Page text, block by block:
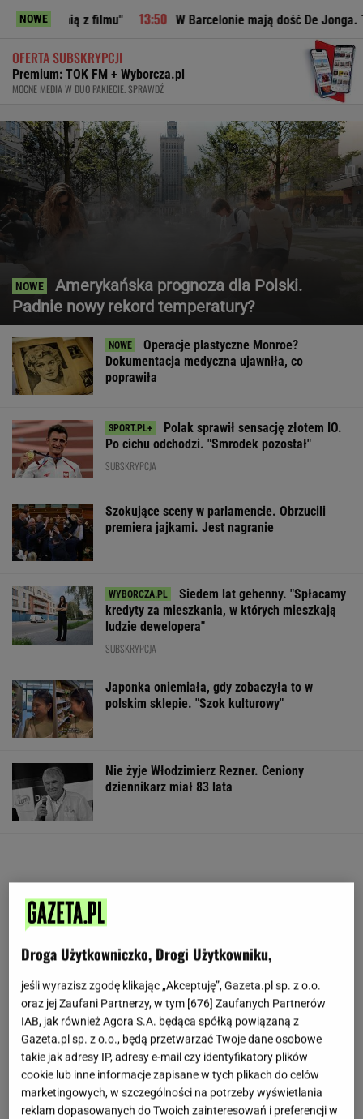
NOWE
z filmu" W Barcelonie mają dość De Jonga. Ta sytuacja
OFERTA SUBSKRYPCJI
Premium: TOK FM + Wyborcza.pl
MOCNE MEDIA W DUO PAKIECIE. SPRAWDŹ
Amerykańska prognoza dla Polski.
Padnie nowy rekord temperatury?
Operacje plastyczne Monroe?
Dokumentacja medyczna ujawniła, co
poprawiła
Polak sprawił sensację złotem IO.
Po cichu odchodzi. "Smrodek pozostał"
SUBSKRYPCJA
Szokujące sceny w parlamencie. Obrzucili
premiera jajkami. Jest nagranie
Siedem lat gehenny. "Spłacamy
kredyty za mieszkania, w których mieszkają
ludzie dewelopera"
SUBSKRYPCJA
Japonka oniemiała, gdy zobaczyła to w
polskim sklepie. "Szok kulturowy"
Nie żyje Włodzimierz Rezner. Ceniony
dziennikarz miał 83 lata
Droga Użytkowniczko, Drogi Użytkowniku,
jeśli wyrazisz zgodę klikając „Akceptuję”, Gazeta.pl sp. z o.o.
oraz jej Zaufani Partnerzy, w tym [676] Zaufanych Partnerów
IAB, jak również Agora S.A. będąca spółką powiązaną z
Gazeta.pl sp. z o.o., będą przetwarzać Twoje dane osobowe
takie jak adresy IP, adresy e-mail czy identyfikatory plików
cookie lub inne informacje zapisane w tych plikach do celów
marketingowych, w szczególności na potrzeby wyświetlania
reklam dopasowanych do Twoich zainteresowań i preferencji w